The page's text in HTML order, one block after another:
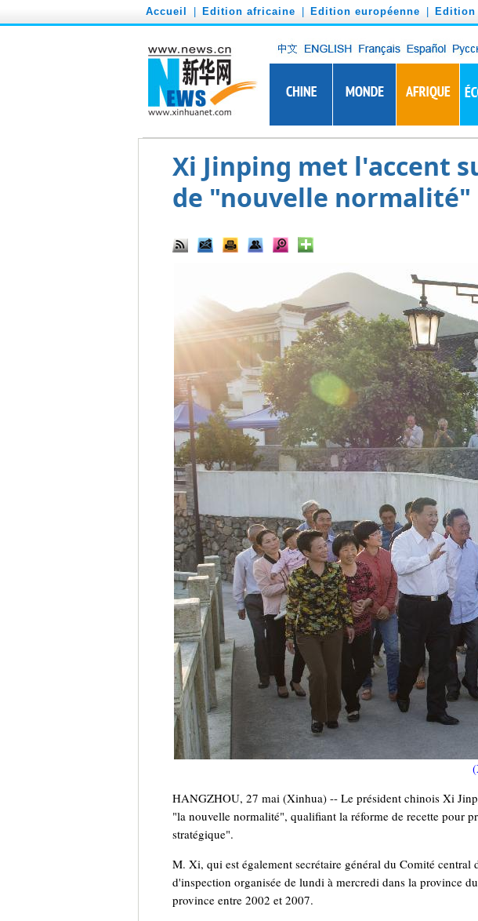
Accueil Edition africaine Edition européenne Edition
Xi Jinping met l'accent
de "nouvelle normalité"
HANGZHOU, 27 mai (Xinhua) -- Le président chinois Xi
"la nouvelle normalité", qualifiant la réforme de recette pour
stratégique".
M. Xi, qui est également secrétaire général du Comité
d'inspection organisée de lundi à mercredi dans la province
province entre 2002 et 2007.